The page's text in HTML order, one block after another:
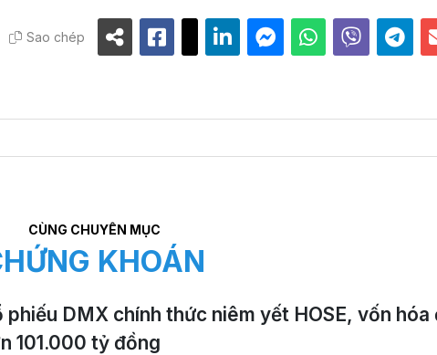
Sao chép
CÙNG CHUYÊN MỤC
KHOÁN
phiếu DMX chính thức niêm yết HOSE, vốn hóa
101.000 tỷ đồng